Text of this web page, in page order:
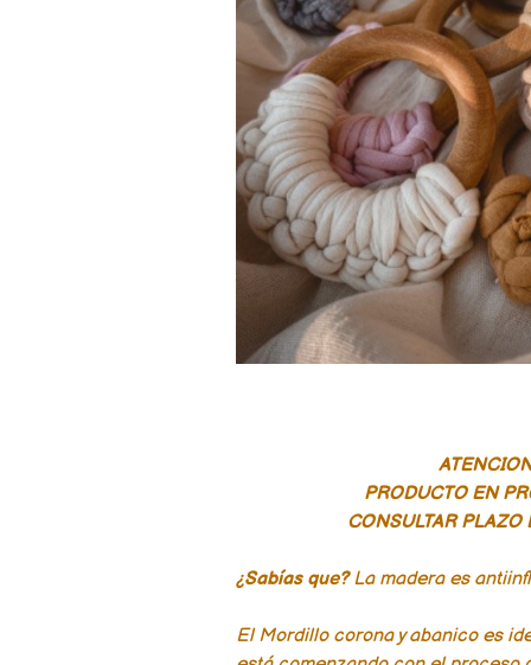
PRODUCTO EN
CONSULTAR PLAZO
¿Sabías que?La madera es
El Mordillo corona y abanico es